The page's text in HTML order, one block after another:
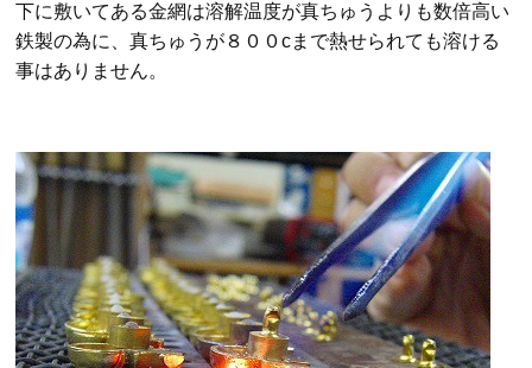
下に敷いてある金網は溶解温度が真ちゅうよりも数倍高い
鉄製の為に、真ちゅうが８００cまで熱せられても溶ける
事はありません。